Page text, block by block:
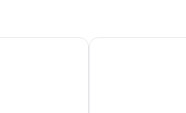
Hotel Gran Ultonia